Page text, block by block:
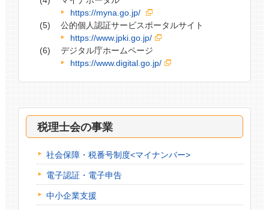
https://myna.go.jp/
公的個人認証サービスポータルサイト
https://www.jpki.go.jp/
デジタル庁ホームページ
https://www.digital.go.jp/
税理士会の事業
社会保障・税番号制度<マイナンバー>
電子認証・電子申告
中小企業支援